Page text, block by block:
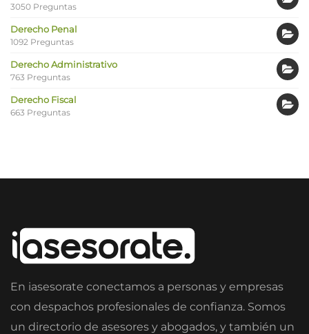
3050 Preguntas
Derecho Penal
1092 Preguntas
Derecho Administrativo
763 Preguntas
Derecho Fiscal
663 Preguntas
En iasesorate conectamos a personas y empresas
con despachos profesionales de confianza. Somos
un directorio de asesores y abogados, y también un